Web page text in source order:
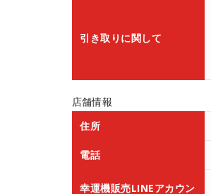
引き取りに関して
店舗情報
住所
電話
幸運機販売LINEアカウン